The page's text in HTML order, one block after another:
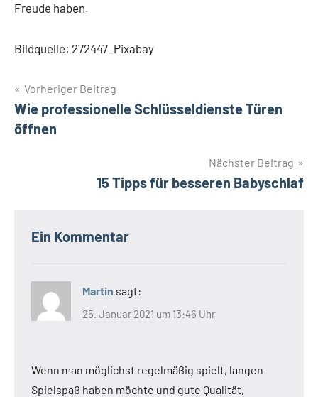
Freude haben.
Bildquelle: 272447_Pixabay
Beitragsnavigation
Vorheriger Beitrag
Wie professionelle Schlüsseldienste Türen
öffnen
Nächster Beitrag
15 Tipps für besseren Babyschlaf
Ein Kommentar
Martin sagt:
25. Januar 2021 um 13:46 Uhr
Wenn man möglichst regelmäßig spielt, langen
Spielspaß haben möchte und gute Qualität,